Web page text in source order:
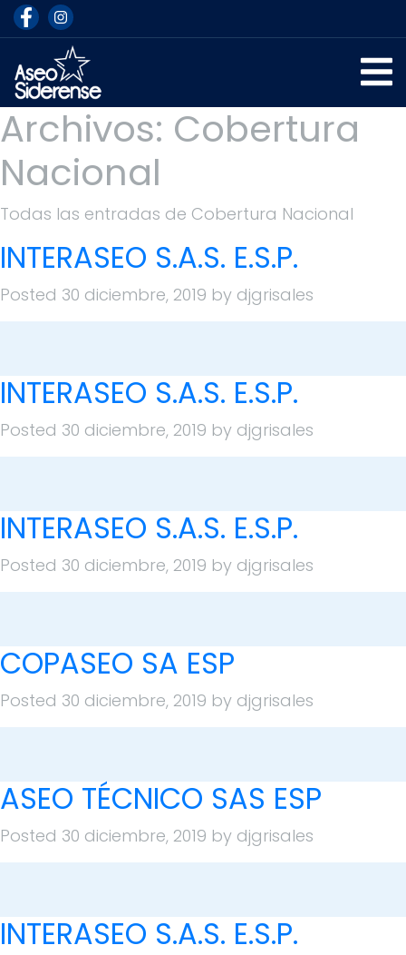
Archivos: Cobertura
Nacional
Todas las entradas de Cobertura Nacional
INTERASEO S.A.S. E.S.P.
Posted 30 diciembre, 2019 by djgrisales
INTERASEO S.A.S. E.S.P.
Posted 30 diciembre, 2019 by djgrisales
INTERASEO S.A.S. E.S.P.
Posted 30 diciembre, 2019 by djgrisales
COPASEO SA ESP
Posted 30 diciembre, 2019 by djgrisales
ASEO TÉCNICO SAS ESP
Posted 30 diciembre, 2019 by djgrisales
INTERASEO S.A.S. E.S.P.